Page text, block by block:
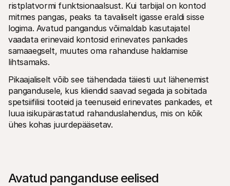
ristplatvormi funktsionaalsust. Kui tarbijal on kontod
mitmes pangas, peaks ta tavaliselt igasse eraldi sisse
logima. Avatud pangandus võimaldab kasutajatel
vaadata erinevaid kontosid erinevates pankades
samaaegselt, muutes oma rahanduse haldamise
lihtsamaks.
Pikaajaliselt võib see tähendada täiesti uut lähenemist
pangandusele, kus kliendid saavad segada ja sobitada
spetsiifilisi tooteid ja teenuseid erinevates pankades, et
luua isikupärastatud rahanduslahendus, mis on kõik
ühes kohas juurdepääsetav.
Avatud panganduse eelised